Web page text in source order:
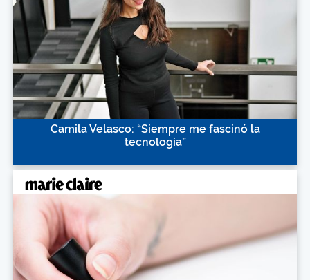
Camila Velasco: “Siempre me fascinó la
tecnología”